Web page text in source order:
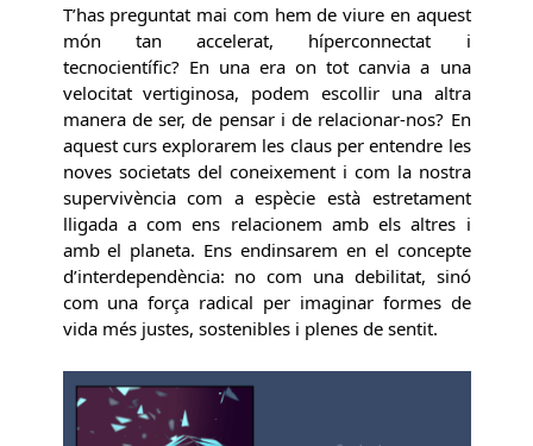
T’has preguntat mai com hem de viure en aquest
món tan accelerat, híperconnectat i
tecnocientífic? En una era on tot canvia a una
velocitat vertiginosa, podem escollir una altra
manera de ser, de pensar i de relacionar-nos? En
aquest curs explorarem les claus per entendre les
noves societats del coneixement i com la nostra
supervivència com a espècie està estretament
lligada a com ens relacionem amb els altres i
amb el planeta. Ens endinsarem en el concepte
d’interdependència: no com una debilitat, sinó
com una força radical per imaginar formes de
vida més justes, sostenibles i plenes de sentit.